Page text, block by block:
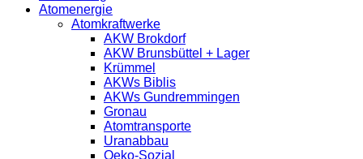
Atomenergie
Atomkraftwerke
AKW Brokdorf
AKW Brunsbüttel + Lager
Krümmel
AKWs Biblis
AKWs Gundremmingen
Gronau
Atomtransporte
Uranabbau
Oeko-Sozial